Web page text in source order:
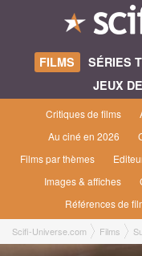
FILMS SÉRIES
JEUX
Critiques de films
Au ciné en 2026
Films par thèmes
Images & affiches
Références de
Scifi-Universe.com Films